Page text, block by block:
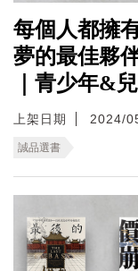
每個人都擁
夢的最佳夥
｜青少年&
上架日期 2024/
誠品選書